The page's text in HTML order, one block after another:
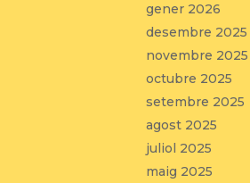
gener 2026
desembre 2025
novembre 2025
octubre 2025
setembre 2025
agost 2025
juliol 2025
maig 2025